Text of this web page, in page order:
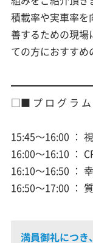
積載率や実車率
善するための現
ての方におすすめ
□■ プ ロ グ ラ ム
15:45～16:00 ：
16:00～16:10 ：
16:10～16:50 ：
16:50～17:00 ：
満員御礼につき